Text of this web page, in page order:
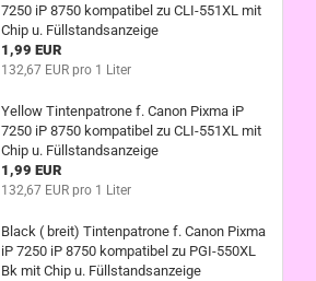
7250 iP 8750 kompatibel zu CLI-551XL mit
Chip u. Füllstandsanzeige
1,99 EUR
132,67 EUR pro 1 Liter
Yellow Tintenpatrone f. Canon Pixma iP
7250 iP 8750 kompatibel zu CLI-551XL mit
Chip u. Füllstandsanzeige
1,99 EUR
132,67 EUR pro 1 Liter
Black ( breit) Tintenpatrone f. Canon Pixma
iP 7250 iP 8750 kompatibel zu PGI-550XL
Bk mit Chip u. Füllstandsanzeige